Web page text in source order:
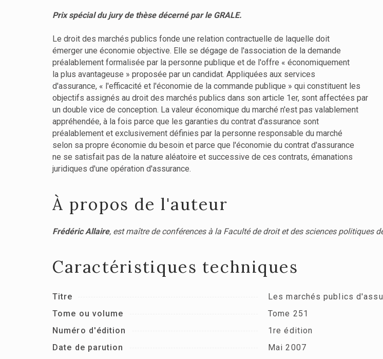
Prix spécial du jury de thèse décerné par le GRALE.
Le droit des marchés publics fonde une relation contractuelle de laquelle doit
émerger une économie objective. Elle se dégage de l'association de la demande
préalablement formalisée par la personne publique et de l'offre « économiquement
la plus avantageuse » proposée par un candidat. Appliquées aux services
d'assurance, « l'efficacité et l'économie de la commande publique » qui constituent les
objectifs assignés au droit des marchés publics dans son article 1er, sont affectées par
un double vice de conception. La valeur économique du marché n'est pas valablement
appréhendée, à la fois parce que les garanties du contrat d'assurance sont
préalablement et exclusivement définies par la personne responsable du marché
selon sa propre économie du besoin et parce que l'économie du contrat d'assurance
ne se satisfait pas de la nature aléatoire et successive de ces contrats, émanations
juridiques d'une opération d'assurance.
À propos de l'auteur
Frédéric Allaire, est maître de conférences à la Faculté de droit et des sciences politiques
Caractéristiques techniques
Titre
Les marchés publics
Tome ou volume
Tome 251
Numéro d'édition
1re édition
Date de parution
Mai 2007